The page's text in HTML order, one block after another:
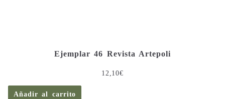
Ejemplar 46 Revista Artepoli
12,10€
Añadir al carrito